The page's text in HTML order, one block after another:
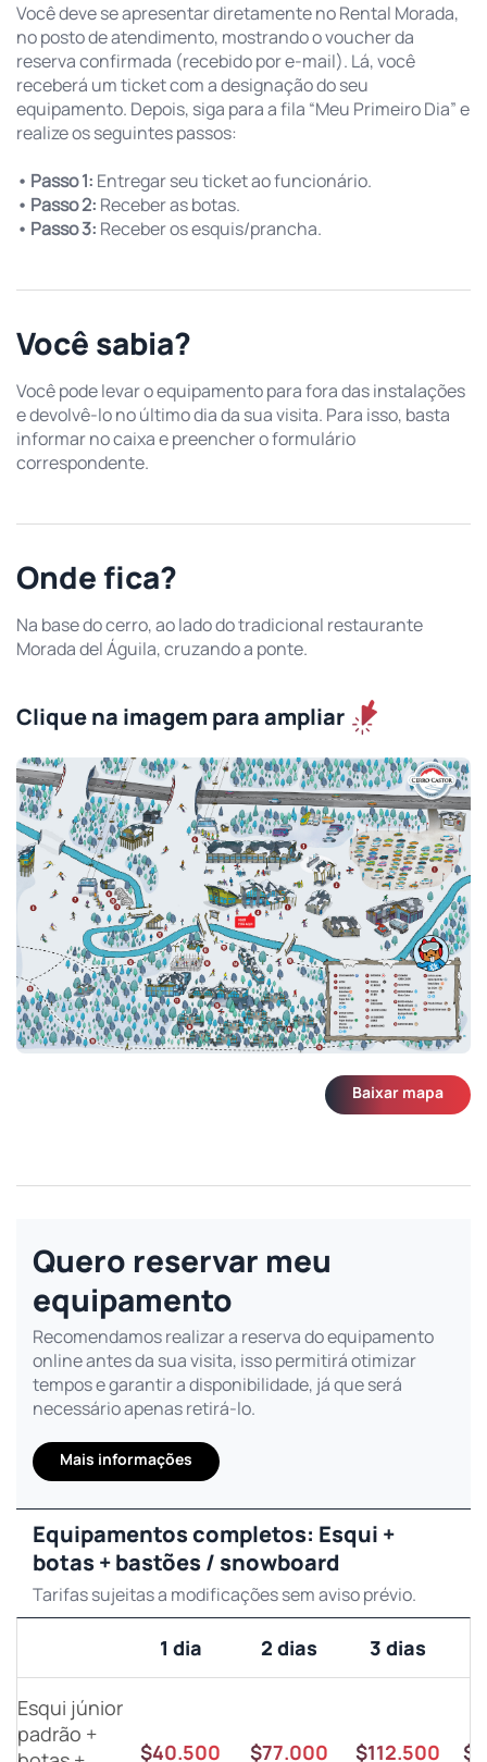
Você deve se apresentar diretamente no Rental Morada,
no posto de atendimento, mostrando o voucher da
reserva confirmada (recebido por e-mail). Lá, você
receberá um ticket com a designação do seu
equipamento. Depois, siga para a fila “Meu Primeiro Dia” e
realize os seguintes passos:
• Passo 1: Entregar seu ticket ao funcionário.
• Passo 2: Receber as botas.
• Passo 3: Receber os esquis/prancha.
Você sabia?
Você pode levar o equipamento para fora das instalações
e devolvê-lo no último dia da sua visita. Para isso, basta
informar no caixa e preencher o formulário
correspondente.
Onde fica?
Na base do cerro, ao lado do tradicional restaurante
Morada del Águila, cruzando a ponte.
Clique na imagem para ampliar
Baixar mapa
Quero reservar meu
equipamento
Recomendamos realizar a reserva do equipamento
online antes da sua visita, isso permitirá otimizar
tempos e garantir a disponibilidade, já que será
necessário apenas retirá-lo.
Mais informações
Equipamentos completos: Esqui +
botas + bastões / snowboard
Tarifas sujeitas a modificações sem aviso prévio.
1 dia 2 dias 3 dias
Esqui júnior
padrão +
$40.500 $77.000 $112.500